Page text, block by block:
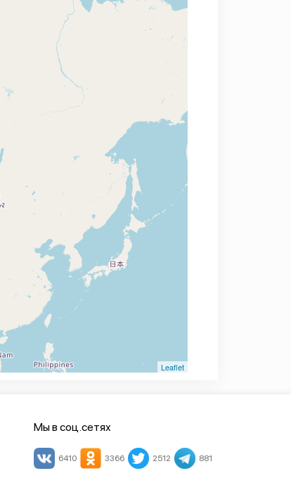
Leaflet
Мы в соц.сетях
6410 3366 2512 881